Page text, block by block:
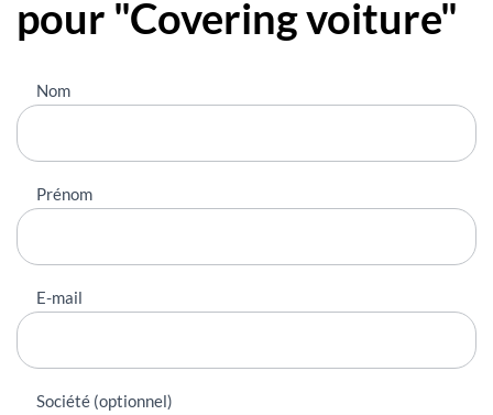
pour "Covering voiture"
Nous
contacter
Nom
Prénom
E-mail
Société (optionnel)